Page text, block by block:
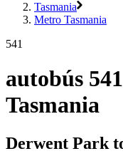
Tasmania
Metro Tasmania
541
autobús
Tasmania
Derwent Park